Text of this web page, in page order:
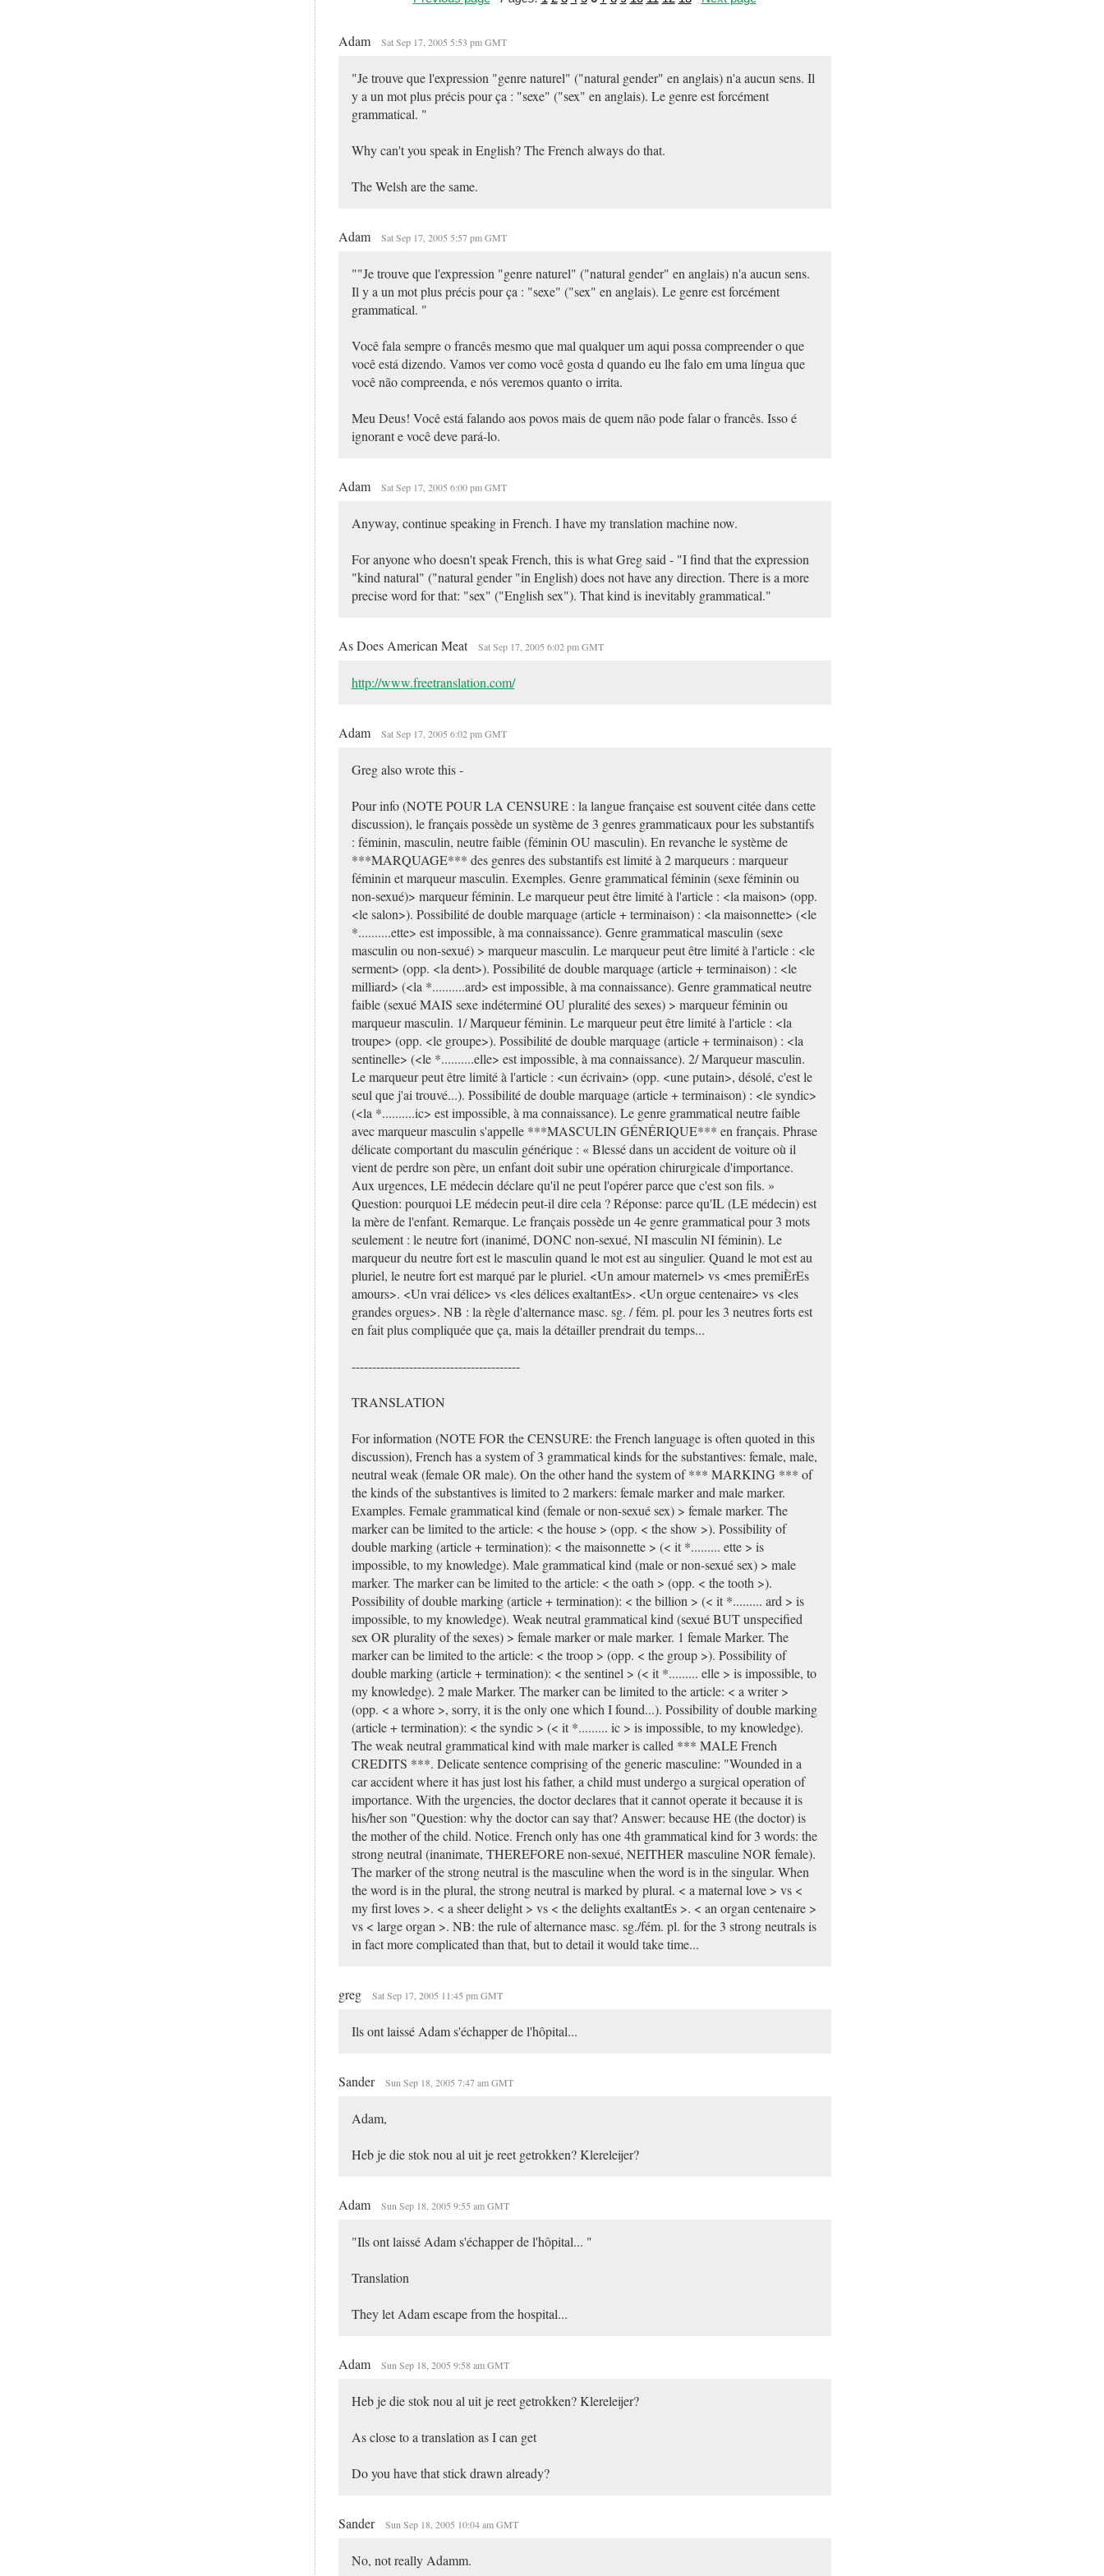
Adam Sat Sep 17, 2005 5:53 pm GMT
"Je trouve que l'expression "genre naturel" ("natural gender" en anglais) n'a aucun sens. Il
y a un mot plus précis pour ça : "sexe" ("sex" en anglais). Le genre est forcément
grammatical. "
Why can't you speak in English? The French always do that.
The Welsh are the same.
Adam Sat Sep 17, 2005 5:57 pm GMT
""Je trouve que l'expression "genre naturel" ("natural gender" en anglais) n'a aucun sens.
Il y a un mot plus précis pour ça : "sexe" ("sex" en anglais). Le genre est forcément
grammatical. "
Você fala sempre o francês mesmo que mal qualquer um aqui possa compreender o que
você está dizendo. Vamos ver como você gosta d quando eu lhe falo em uma língua que
você não compreenda, e nós veremos quanto o irrita.
Meu Deus! Você está falando aos povos mais de quem não pode falar o francês. Isso é
ignorant e você deve pará-lo.
Adam Sat Sep 17, 2005 6:00 pm GMT
Anyway, continue speaking in French. I have my translation machine now.
For anyone who doesn't speak French, this is what Greg said - "I find that the expression
"kind natural" ("natural gender "in English) does not have any direction. There is a more
precise word for that: "sex" ("English sex"). That kind is inevitably grammatical."
As Does American Meat Sat Sep 17, 2005 6:02 pm GMT
http://www.freetranslation.com/
Adam Sat Sep 17, 2005 6:02 pm GMT
Greg also wrote this -
Pour info (NOTE POUR LA CENSURE : la langue française est souvent citée dans cette
discussion), le français possède un système de 3 genres grammaticaux pour les substantifs
: féminin, masculin, neutre faible (féminin OU masculin). En revanche le système de
***MARQUAGE*** des genres des substantifs est limité à 2 marqueurs : marqueur
féminin et marqueur masculin. Exemples. Genre grammatical féminin (sexe féminin ou
non-sexué)> marqueur féminin. Le marqueur peut être limité à l'article : <la maison> (opp.
<le salon>). Possibilité de double marquage (article + terminaison) : <la maisonnette> (<le
*..........ette> est impossible, à ma connaissance). Genre grammatical masculin (sexe
masculin ou non-sexué) > marqueur masculin. Le marqueur peut être limité à l'article : <le
serment> (opp. <la dent>). Possibilité de double marquage (article + terminaison) : <le
milliard> (<la *..........ard> est impossible, à ma connaissance). Genre grammatical neutre
faible (sexué MAIS sexe indéterminé OU pluralité des sexes) > marqueur féminin ou
marqueur masculin. 1/ Marqueur féminin. Le marqueur peut être limité à l'article : <la
troupe> (opp. <le groupe>). Possibilité de double marquage (article + terminaison) : <la
sentinelle> (<le *..........elle> est impossible, à ma connaissance). 2/ Marqueur masculin.
Le marqueur peut être limité à l'article : <un écrivain> (opp. <une putain>, désolé, c'est le
seul que j'ai trouvé...). Possibilité de double marquage (article + terminaison) : <le syndic>
(<la *..........ic> est impossible, à ma connaissance). Le genre grammatical neutre faible
avec marqueur masculin s'appelle ***MASCULIN GÉNÉRIQUE*** en français. Phrase
délicate comportant du masculin générique : « Blessé dans un accident de voiture où il
vient de perdre son père, un enfant doit subir une opération chirurgicale d'importance.
Aux urgences, LE médecin déclare qu'il ne peut l'opérer parce que c'est son fils. »
Question: pourquoi LE médecin peut-il dire cela ? Réponse: parce qu'IL (LE médecin) est
la mère de l'enfant. Remarque. Le français possède un 4e genre grammatical pour 3 mots
seulement : le neutre fort (inanimé, DONC non-sexué, NI masculin NI féminin). Le
marqueur du neutre fort est le masculin quand le mot est au singulier. Quand le mot est au
pluriel, le neutre fort est marqué par le pluriel. <Un amour maternel> vs <mes premiÈrEs
amours>. <Un vrai délice> vs <les délices exaltantEs>. <Un orgue centenaire> vs <les
grandes orgues>. NB : la règle d'alternance masc. sg. / fém. pl. pour les 3 neutres forts est
en fait plus compliquée que ça, mais la détailler prendrait du temps...
-----------------------------------------
TRANSLATION
For information (NOTE FOR the CENSURE: the French language is often quoted in this
discussion), French has a system of 3 grammatical kinds for the substantives: female, male,
neutral weak (female OR male). On the other hand the system of *** MARKING *** of
the kinds of the substantives is limited to 2 markers: female marker and male marker.
Examples. Female grammatical kind (female or non-sexué sex) > female marker. The
marker can be limited to the article: < the house > (opp. < the show >). Possibility of
double marking (article + termination): < the maisonnette > (< it *......... ette > is
impossible, to my knowledge). Male grammatical kind (male or non-sexué sex) > male
marker. The marker can be limited to the article: < the oath > (opp. < the tooth >).
Possibility of double marking (article + termination): < the billion > (< it *......... ard > is
impossible, to my knowledge). Weak neutral grammatical kind (sexué BUT unspecified
sex OR plurality of the sexes) > female marker or male marker. 1 female Marker. The
marker can be limited to the article: < the troop > (opp. < the group >). Possibility of
double marking (article + termination): < the sentinel > (< it *......... elle > is impossible, to
my knowledge). 2 male Marker. The marker can be limited to the article: < a writer >
(opp. < a whore >, sorry, it is the only one which I found...). Possibility of double marking
(article + termination): < the syndic > (< it *......... ic > is impossible, to my knowledge).
The weak neutral grammatical kind with male marker is called *** MALE French
CREDITS ***. Delicate sentence comprising of the generic masculine: "Wounded in a
car accident where it has just lost his father, a child must undergo a surgical operation of
importance. With the urgencies, the doctor declares that it cannot operate it because it is
his/her son "Question: why the doctor can say that? Answer: because HE (the doctor) is
the mother of the child. Notice. French only has one 4th grammatical kind for 3 words: the
strong neutral (inanimate, THEREFORE non-sexué, NEITHER masculine NOR female).
The marker of the strong neutral is the masculine when the word is in the singular. When
the word is in the plural, the strong neutral is marked by plural. < a maternal love > vs <
my first loves >. < a sheer delight > vs < the delights exaltantEs >. < an organ centenaire >
vs < large organ >. NB: the rule of alternance masc. sg./fém. pl. for the 3 strong neutrals is
in fact more complicated than that, but to detail it would take time...
greg Sat Sep 17, 2005 11:45 pm GMT
Ils ont laissé Adam s'échapper de l'hôpital...
Sander Sun Sep 18, 2005 7:47 am GMT
Adam,
Heb je die stok nou al uit je reet getrokken? Klereleijer?
Adam Sun Sep 18, 2005 9:55 am GMT
"Ils ont laissé Adam s'échapper de l'hôpital... "
Translation
They let Adam escape from the hospital...
Adam Sun Sep 18, 2005 9:58 am GMT
Heb je die stok nou al uit je reet getrokken? Klereleijer?
As close to a translation as I can get
Do you have that stick drawn already?
Sander Sun Sep 18, 2005 10:04 am GMT
No, not really Adamm.